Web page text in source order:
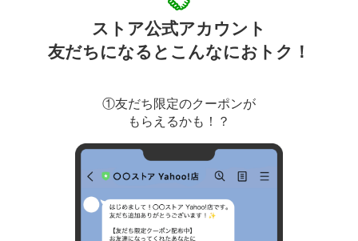
ストア公式アカウント
友だちになるとこんなにおトク！
①友だち限定のクーポンが
もらえるかも！？